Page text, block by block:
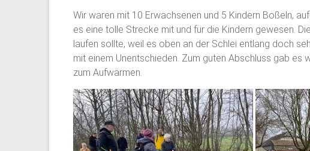
Wir waren mit 10 Erwachsenen und 5 Kindern Boßeln,
es eine tolle Strecke mit und für die Kindern gewesen.
laufen sollte, weil es oben an der Schlei entlang doch
mit einem Unentschieden. Zum guten Abschluss gab es
zum Aufwärmen.